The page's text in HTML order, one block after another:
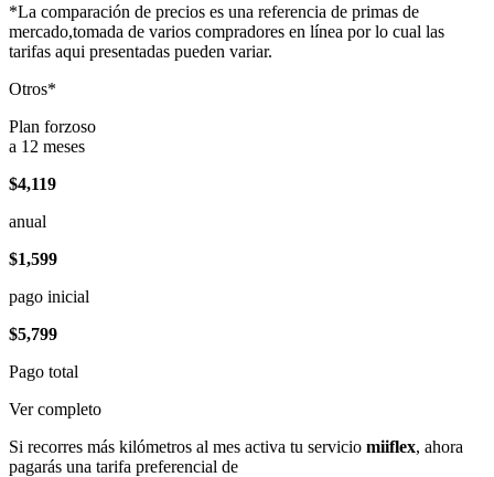
*La comparación de precios es una referencia de primas de
mercado,tomada de varios compradores en línea por lo cual las
tarifas aqui presentadas pueden variar.
Otros*
Plan forzoso
a 12 meses
$4,119
anual
$1,599
pago inicial
$5,799
Pago total
Ver completo
Si recorres más kilómetros al mes activa tu servicio miiflex, ahora
pagarás una tarifa preferencial de